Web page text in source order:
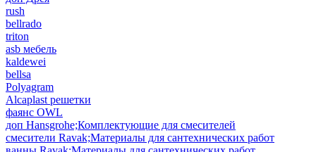
rush
bellrado
triton
asb мебель
kaldewei
bellsa
Polyagram
Alcaplast решетки
фаянс OWL
доп Hansgrohe;Комплектующие для смесителей
смесители Ravak;Материалы для сантехнических работ